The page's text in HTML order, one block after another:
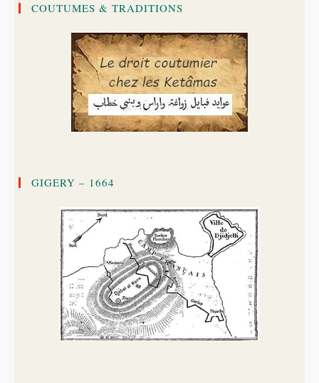
COUTUMES & TRADITIONS
GIGERY – 1664